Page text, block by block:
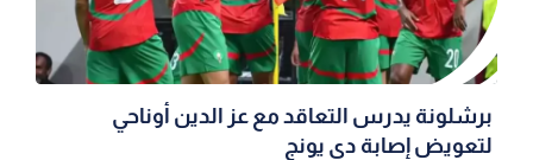
برشلونة يدرس التعاقد مع عز الدين أوناحي
لتعويض إصابة دي يونج